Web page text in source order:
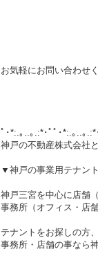
お気軽にお問い合わせ
ﾟ･*:.｡..｡.:*･ﾟﾟ･*:.｡..｡
神戸の不動産株式会社
▼神戸の事業用テナン
神戸三宮を中心に店舗
事務所（オフィス・店
テナントをお探しの方
事務所・店舗の事なら